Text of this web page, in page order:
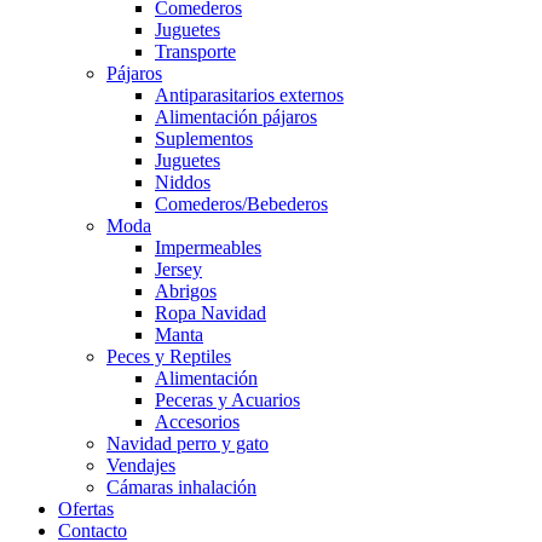
Comederos
Juguetes
Transporte
Pájaros
Antiparasitarios externos
Alimentación pájaros
Suplementos
Juguetes
Niddos
Comederos/Bebederos
Moda
Impermeables
Jersey
Abrigos
Ropa Navidad
Manta
Peces y Reptiles
Alimentación
Peceras y Acuarios
Accesorios
Navidad perro y gato
Vendajes
Cámaras inhalación
Ofertas
Contacto